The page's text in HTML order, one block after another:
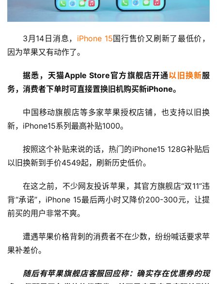
首
页
娱
影
视
尚
3月14日消息， iPhone 15国行售价又刷新了最低价，
因为苹果又有动作了。
据悉，天猫Apple Store官方旗舰店开通以旧换新服
务，消费者下单时可直接置换旧机购买新iPhone。
中国移动旗舰店等多家苹果授权店铺，也支持以旧换
新，iPhone15系列最高补贴1000。
按照这个补贴来说的话，热门的iPhone15 128G补贴后
以旧换新到手价4549起，刷新历史低价。
在这之前，不少网友投诉苹果，其官方旗舰店“双11”违
背“承诺”，iPhone 15最后两小时又降价200-300元，让提
前买的用户非常不爽。
遭遇苹果价格背刺的消费者不在少数，纷纷喊话要求苹
果补差价。
随后有苹果旗舰店客服回应称：确实存在优惠券的现